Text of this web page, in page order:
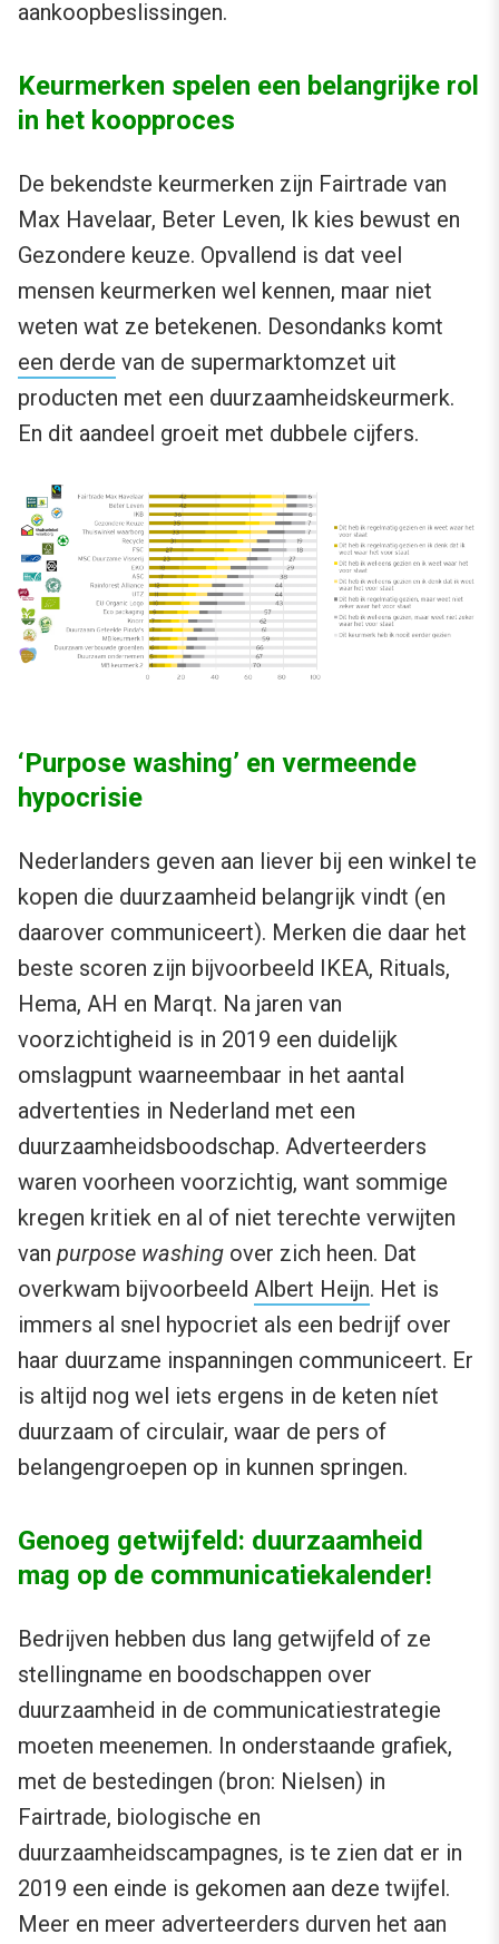
aankoopbeslissingen.
Keurmerken spelen een belangrijke rol
in het koopproces
De bekendste keurmerken zijn Fairtrade van
Max Havelaar, Beter Leven, Ik kies bewust en
Gezondere keuze. Opvallend is dat veel
mensen keurmerken wel kennen, maar niet
weten wat ze betekenen. Desondanks komt
een derde van de supermarktomzet uit
producten met een duurzaamheidskeurmerk.
En dit aandeel groeit met dubbele cijfers.
‘Purpose washing’ en vermeende
hypocrisie
Nederlanders geven aan liever bij een winkel te
kopen die duurzaamheid belangrijk vindt (en
daarover communiceert). Merken die daar het
beste scoren zijn bijvoorbeeld IKEA, Rituals,
Hema, AH en Marqt. Na jaren van
voorzichtigheid is in 2019 een duidelijk
omslagpunt waarneembaar in het aantal
advertenties in Nederland met een
duurzaamheidsboodschap. Adverteerders
waren voorheen voorzichtig, want sommige
kregen kritiek en al of niet terechte verwijten
van purpose washing over zich heen. Dat
overkwam bijvoorbeeld Albert Heijn. Het is
immers al snel hypocriet als een bedrijf over
haar duurzame inspanningen communiceert. Er
is altijd nog wel iets ergens in de keten níet
duurzaam of circulair, waar de pers of
belangengroepen op in kunnen springen.
Genoeg getwijfeld: duurzaamheid
mag op de communicatiekalender!
Bedrijven hebben dus lang getwijfeld of ze
stellingname en boodschappen over
duurzaamheid in de communicatiestrategie
moeten meenemen. In onderstaande grafiek,
met de bestedingen (bron: Nielsen) in
Fairtrade, biologische en
duurzaamheidscampagnes, is te zien dat er in
2019 een einde is gekomen aan deze twijfel.
Meer en meer adverteerders durven het aan